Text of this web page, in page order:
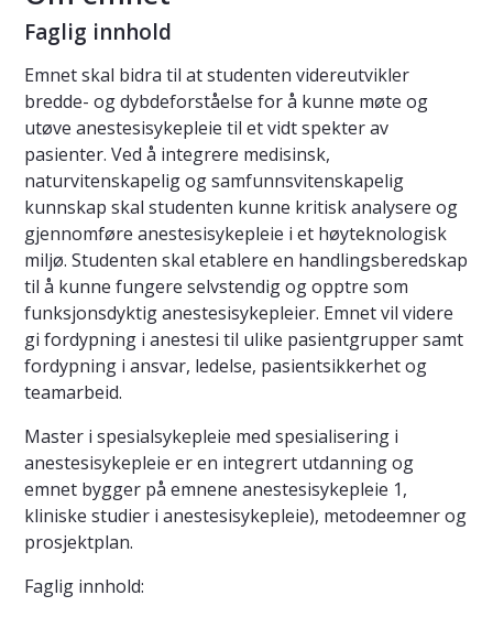
Faglig innhold
Emnet skal bidra til at studenten videreutvikler
bredde- og dybdeforståelse for å kunne møte og
utøve anestesisykepleie til et vidt spekter av
pasienter. Ved å integrere medisinsk,
naturvitenskapelig og samfunnsvitenskapelig
kunnskap skal studenten kunne kritisk analysere og
gjennomføre anestesisykepleie i et høyteknologisk
miljø. Studenten skal etablere en handlingsberedskap
til å kunne fungere selvstendig og opptre som
funksjonsdyktig anestesisykepleier. Emnet vil videre
gi fordypning i anestesi til ulike pasientgrupper samt
fordypning i ansvar, ledelse, pasientsikkerhet og
teamarbeid.
Master i spesialsykepleie med spesialisering i
anestesisykepleie er en integrert utdanning og
emnet bygger på emnene anestesisykepleie 1,
kliniske studier i anestesisykepleie), metodeemner og
prosjektplan.
Faglig innhold: